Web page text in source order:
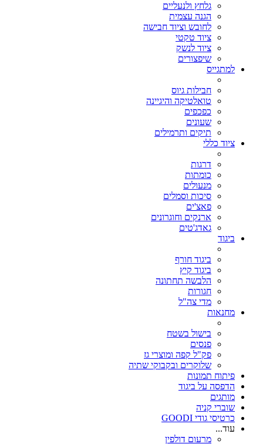
גלחץ ולנעליים
הגנה עצמית
לחובש וציוד חבישה
ציוד טקטי
ציוד לנשק
שיפצורים
למתגייס
חבילות גיוס
טואלטיקה והיגיינה
כפכפים
שעונים
תיקים ותרמילים
ציוד כללי
דרגות
כומתות
מנעולים
סיכות וסמלים
פאצ'ים
ארנקים וחוגרונים
גאדג'טים
ביגוד
ביגוד חורף
ביגוד קיץ
הלבשה תחתונה
חגורות
מדי צה"ל
מחנאות
בישול בשטח
פנסים
פק"ל קפה ומוצרי גז
שלוקרים ובקבוקי שתיה
פיתוח תמונות
הדפסה על ביגוד
מותגים
שוברי קניה
כרטיסי גודי GOODI
עוד...
מרעום דולפין